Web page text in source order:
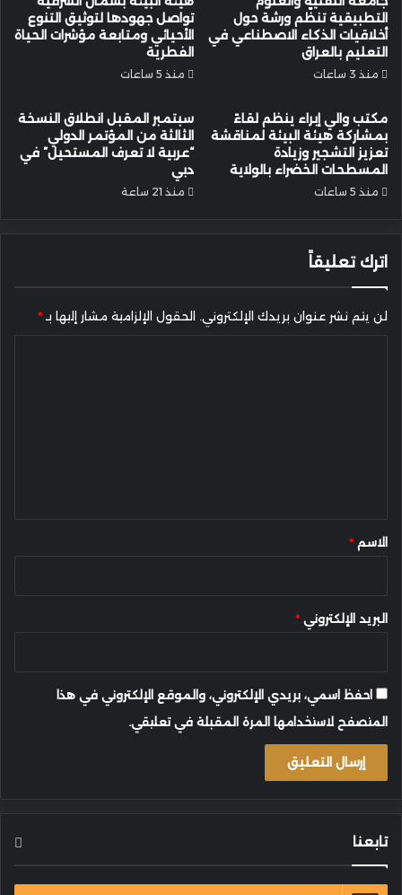
التطبيقية تنظّم ورشة حول
أخلاقيات الذكاء الاصطناعي في
التعليم بالعراق
منذ 3 ساعات
تواصل جهودها لتوثيق التنوع
الأحيائي ومتابعة مؤشرات الحياة
الفطرية
منذ 5 ساعات
مكتب والي إبراء ينظم لقاءً
بمشاركة هيئة البيئة لمناقشة
تعزيز التشجير وزيادة
المسطحات الخضراء بالولاية
منذ 5 ساعات
سبتمبر المقبل انطلاق النسخة
الثالثة من المؤتمر الدولي
“عربية لا تعرف المستحيل” في
دبي
منذ 21 ساعة
اترك تعليقاً
لن يتم نشر عنوان بريدك الإلكتروني. الحقول الإلزامية مشار إليها بـ *
*الاسم *
البريد الإلكتروني *
احفظ اسمي، بريدي الإلكتروني، والموقع الإلكتروني في هذا
المتصفح لاستخدامها المرة المقبلة في تعليقي.
تابعنا